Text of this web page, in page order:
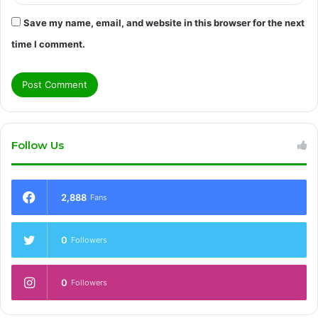
Save my name, email, and website in this browser for the next
time I comment.
Follow Us
2,888 Fans
0 Followers
0 Followers